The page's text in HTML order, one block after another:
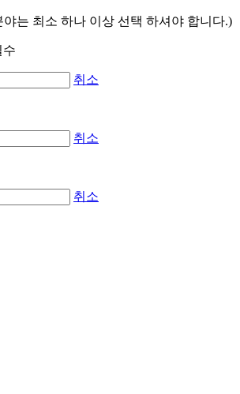
는 최소 하나 이상 선택 하셔야 합니다.)
취소
취소
취소